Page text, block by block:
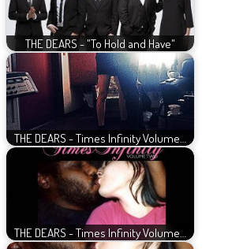
THE DEARS - "To Hold and Have"
THE DEARS - Times Infinity Volume…
THE DEARS - Times Infinity Volume…